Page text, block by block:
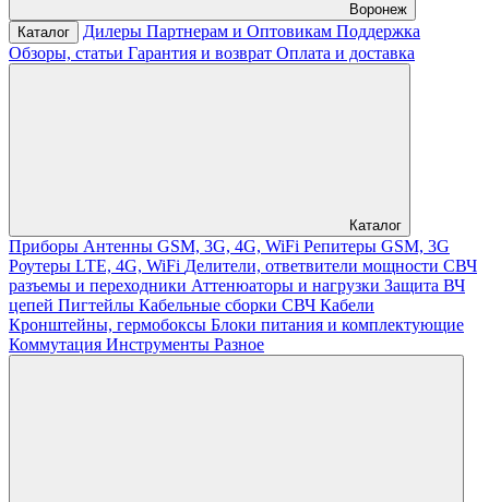
Воронеж
Каталог
Дилеры Партнерам и Оптовикам Поддержка
Обзоры, статьи Гарантия и возврат Оплата и доставка
Каталог
Приборы Антенны GSM, 3G, 4G, WiFi Репитеры GSM, 3G
Роутеры LTE, 4G, WiFi Делители, ответвители мощности СВЧ
разъемы и переходники Аттенюаторы и нагрузки Защита ВЧ
цепей Пигтейлы Кабельные сборки СВЧ Кабели
Кронштейны, гермобоксы Блоки питания и комплектующие
Коммутация Инструменты Разное